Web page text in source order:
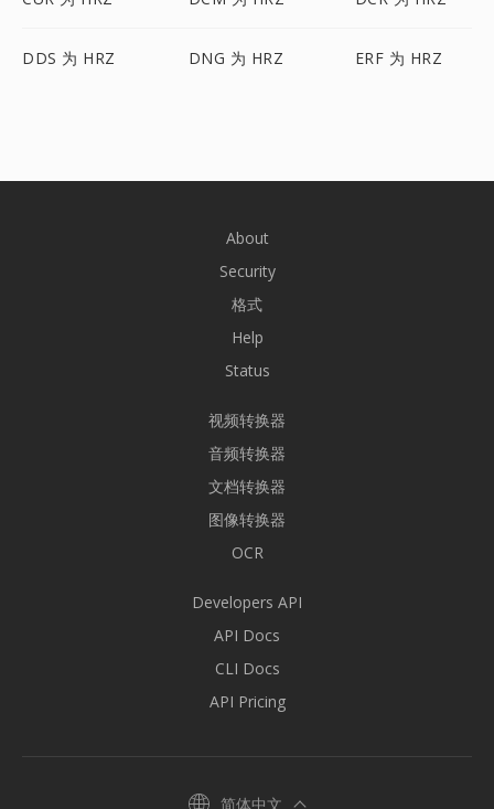
DDS 为 HRZ DNG 为 HRZ ERF 为 HRZ
About
Security
格式
Help
Status
视频转换器
音频转换器
文档转换器
图像转换器
OCR
Developers API
API Docs
CLI Docs
API Pricing
简体中文